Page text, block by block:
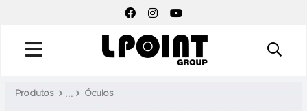
FACEBOOK SOCIAL LINK
INSTAGRAM SOCIAL LINK
YOUTUBE SOCIAL LINK
Produtos Óculos